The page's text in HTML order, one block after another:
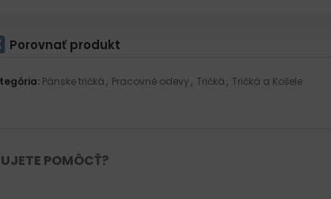
Porovnať produkt
Pánske tričká , Pracovné odevy , Tričká , Tričká a Košele
POMÔCŤ?